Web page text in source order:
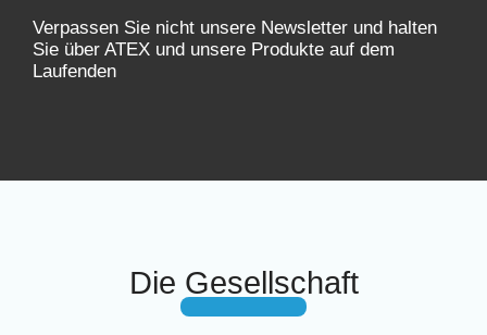
Verpassen Sie nicht unsere Newsletter und halten
Sie über ATEX und unsere Produkte auf dem
Laufenden
Die Gesellschaft